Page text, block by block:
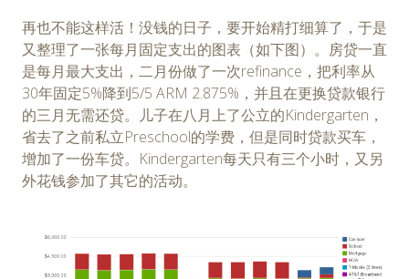
再也不能这样活！没钱的日子，要开始精打细算了，于是
又整理了一张每月固定支出的图表（如下图）。房贷一直
是每月最大支出，二月份做了一次refinance，把利率从
30年固定5%降到5/5 ARM 2.875%，并且在更换贷款银行
的三月无需还贷。儿子在八月上了公立的Kindergarten，
省去了之前私立Preschool的学费，但是同时贷款买车，
增加了一份车贷。Kindergarten每天只有三个小时，又另
外花钱参加了其它的活动。